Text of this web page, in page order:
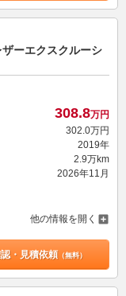
ーエクスクルーシ
308.8万円
302.0万円
2019年
2.9万km
2026年11月
他の情報を開く
・見積依頼（無料）